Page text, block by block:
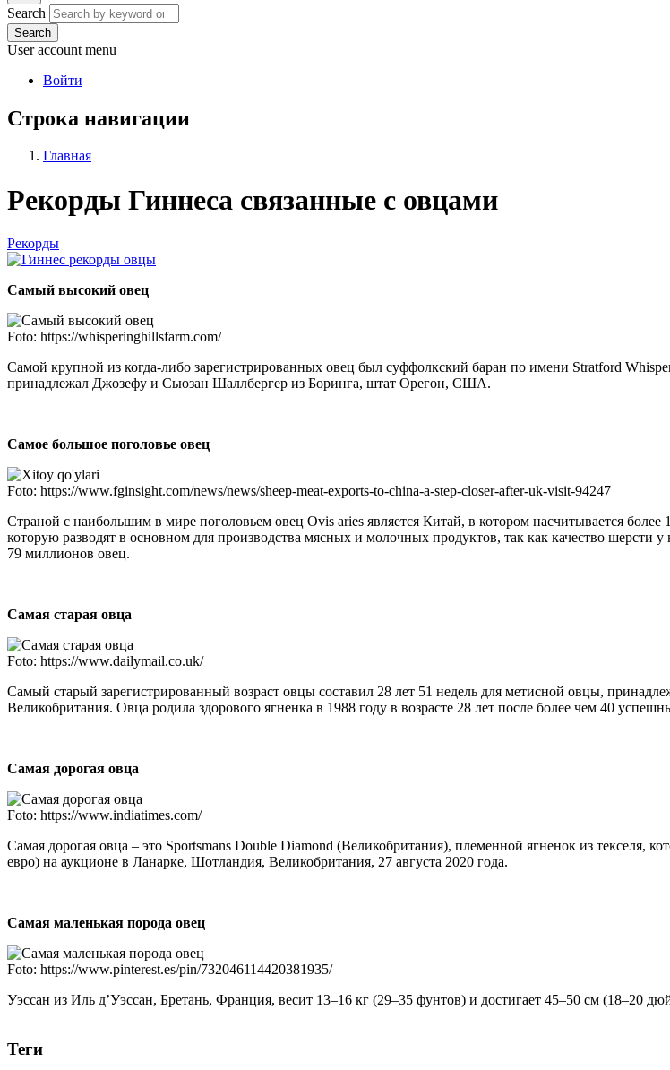
Search
Search
User account menu
Войти
Строка навигации
Главная
Рекорды Гиннеса связанные с овцами
Рекорды
Самый высокий овец
Foto: https://whisperinghillsfarm.com/
Самой крупной из когда-либо зарегистрированных овец был суффолкский баран по имени Stratford
принадлежал Джозефу и Сьюзан Шаллбергер из Боринга, штат Орегон, США.
Самое большое поголовье овец
Foto: https://www.fginsight.com/news/news/sheep-meat-exports-to-china-a-step-closer-after-uk-visit-94247
Страной с наибольшим в мире поголовьем овец Ovis aries является Китай, в котором насчитывается
которую разводят в основном для производства мясных и молочных продуктов, так как качество шерсти
79 миллионов овец.
Самая старая овца
Foto: https://www.dailymail.co.uk/
Самый старый зарегистрированный возраст овцы составил 28 лет 51 недель для метисной овцы,
Великобритания. Овца родила здорового ягненка в 1988 году в возрасте 28 лет после более чем 40
Самая дорогая овца
Foto: https://www.indiatimes.com/
Самая дорогая овца – это Sportsmans Double Diamond (Великобритания), племенной ягненок из
евро) на аукционе в Ланарке, Шотландия, Великобритания, 27 августа 2020 года.
Самая маленькая порода овец
Foto: https://www.pinterest.es/pin/732046114420381935/
Уэссан из Иль д’Уэссан, Бретань, Франция, весит 13–16 кг (29–35 фунтов) и достигает 45–50 см (18–20
Теги